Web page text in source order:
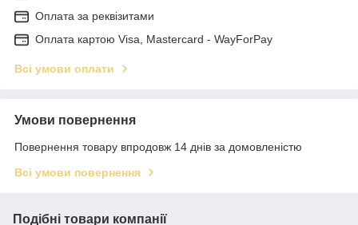
Оплата за реквізитами
Оплата картою Visa, Mastercard - WayForPay
Всі умови оплати
Умови повернення
Повернення товару впродовж 14 днів за домовленістю
Всі умови повернення
Подібні товари компанії